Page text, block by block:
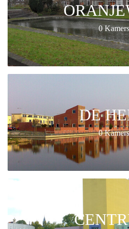
0 Kamers
DE
0 Kamers